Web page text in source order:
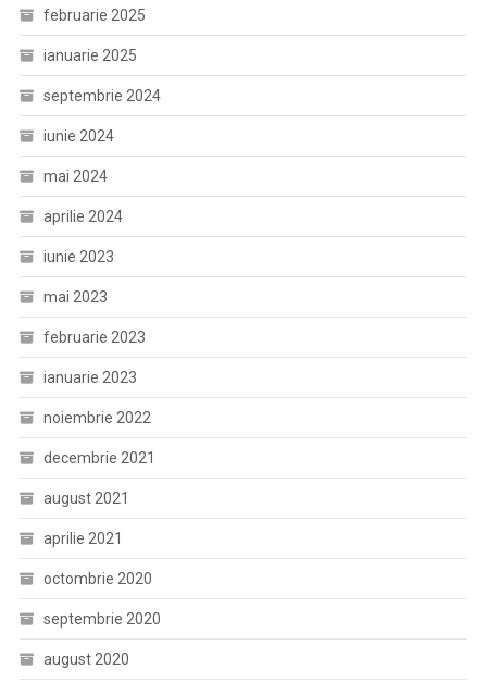
februarie 2025
ianuarie 2025
septembrie 2024
iunie 2024
mai 2024
aprilie 2024
iunie 2023
mai 2023
februarie 2023
ianuarie 2023
noiembrie 2022
decembrie 2021
august 2021
aprilie 2021
octombrie 2020
septembrie 2020
august 2020